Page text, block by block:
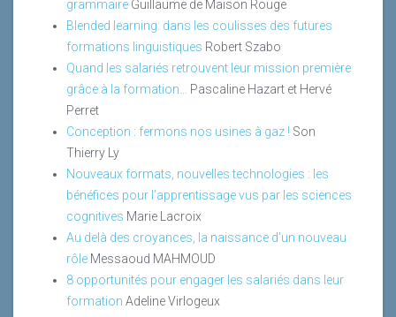
grammaire Guillaume de Maison Rouge
Blended learning: dans les coulisses des futures
formations linguistiques Robert Szabo
Quand les salariés retrouvent leur mission première
grâce à la formation…
Pascaline Hazart et Hervé
Perret
Conception : fermons nos usines à gaz ! Son
Thierry Ly
Nouveaux formats, nouvelles technologies : les
bénéfices pour l’apprentissage vus par les sciences
cognitives Marie Lacroix
Au delà des croyances, la naissance d’un nouveau
rôle Messaoud MAHMOUD
8 opportunités pour engager les salariés dans leur
formation Adeline Virlogeux